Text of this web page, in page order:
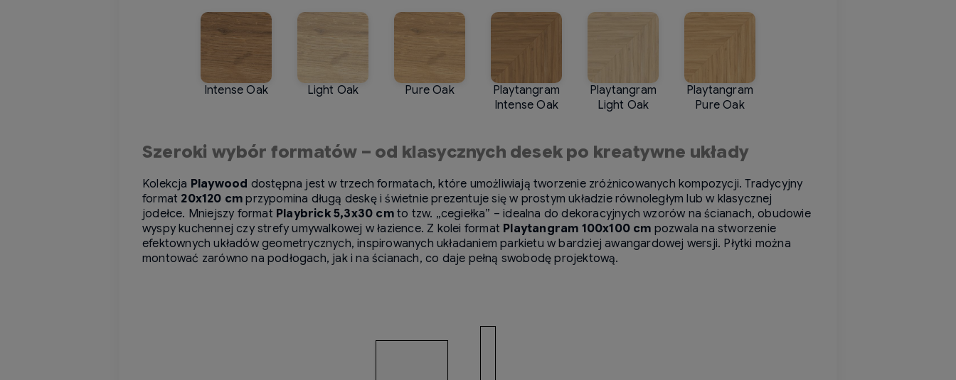
Intense Oak Light Oak Pure Oak
Playtangram
Intense Oak
Playtangram
Light Oak
Playtangram
Pure Oak
Szeroki wybór formatów – od klasycznych desek po kreatywne układy
Kolekcja Playwood dostępna jest w trzech formatach, które umożliwiają tworzenie zróżnicowanych kompozycji. Tradycyjny
format 20x120 cm przypomina długą deskę i świetnie prezentuje się w prostym układzie równoległym lub w klasycznej
jodełce. Mniejszy format Playbrick 5,3x30 cmto tzw. „cegiełka” – idealna do dekoracyjnych wzorów na ścianach, obudowie
wyspy kuchennej czy strefy umywalkowej w łazience. Z kolei format Playtangram 100x100 cm pozwala na stworzenie
efektownych układów geometrycznych, inspirowanych układaniem parkietu w bardziej awangardowej wersji. Płytki można
montować zarówno na podłogach, jak i na ścianach, co daje pełną swobodę projektową.